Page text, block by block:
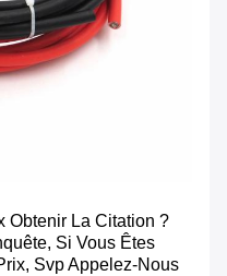
Obtenir La Citation ?
Si Vous Êtes
Svp Appelez-Nous